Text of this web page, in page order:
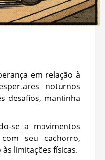
em relação à
noturnos
desafios, mantinha
se a movimentos
seu cachorro,
limitações físicas.